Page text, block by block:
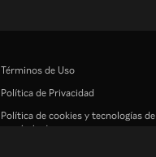
Términos de Uso
Política de Privacidad
Política de cookies y tecnologías de
seguimiento